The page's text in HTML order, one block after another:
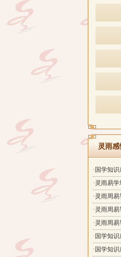
灵雨感
·国学知
·灵雨易学
·灵雨周易
·灵雨周易
·灵雨周
·国学知
·国学知